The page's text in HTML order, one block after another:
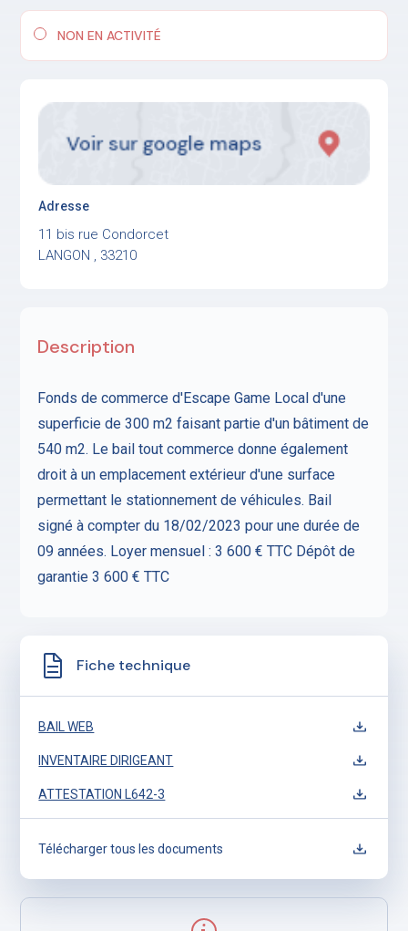
NON EN ACTIVITÉ
Adresse
11 bis rue Condorcet
LANGON , 33210
Description
Fonds de commerce d'Escape Game Local d'une
superficie de 300 m2 faisant partie d'un bâtiment de
540 m2. Le bail tout commerce donne également
droit à un emplacement extérieur d'une surface
permettant le stationnement de véhicules. Bail
signé à compter du 18/02/2023 pour une durée de
09 années. Loyer mensuel : 3 600 € TTC Dépôt de
garantie 3 600 € TTC
Fiche technique
BAIL WEB
INVENTAIRE DIRIGEANT
ATTESTATION L642-3
Télécharger tous les documents